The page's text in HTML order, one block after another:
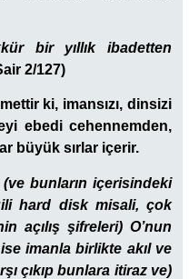
bir yıllık ibadetten
2/127)
ki, imansızı, dinsizi
ebedi cehennemden,
büyük sırlar içerir.
bunların içerisindeki
hard disk misali, çok
açılış şifreleri) O’nun
imanla birlikte akıl ve
çıkıp bunlara itiraz ve)